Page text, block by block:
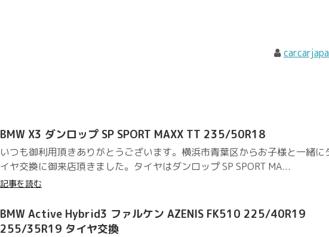
BMW X3 ダンロップ SP SPORT MAXX TT 235/50R18
いつも御利用頂きありがとうございます。横浜市青葉区からお子様と一緒に
イヤ交換に御来店頂きました。タイヤはダンロップ SP SPORT MA...
記事を読む
BMW Active Hybrid3 ファルケン AZENIS FK510 225/40R19
255/35R19 タイヤ交換